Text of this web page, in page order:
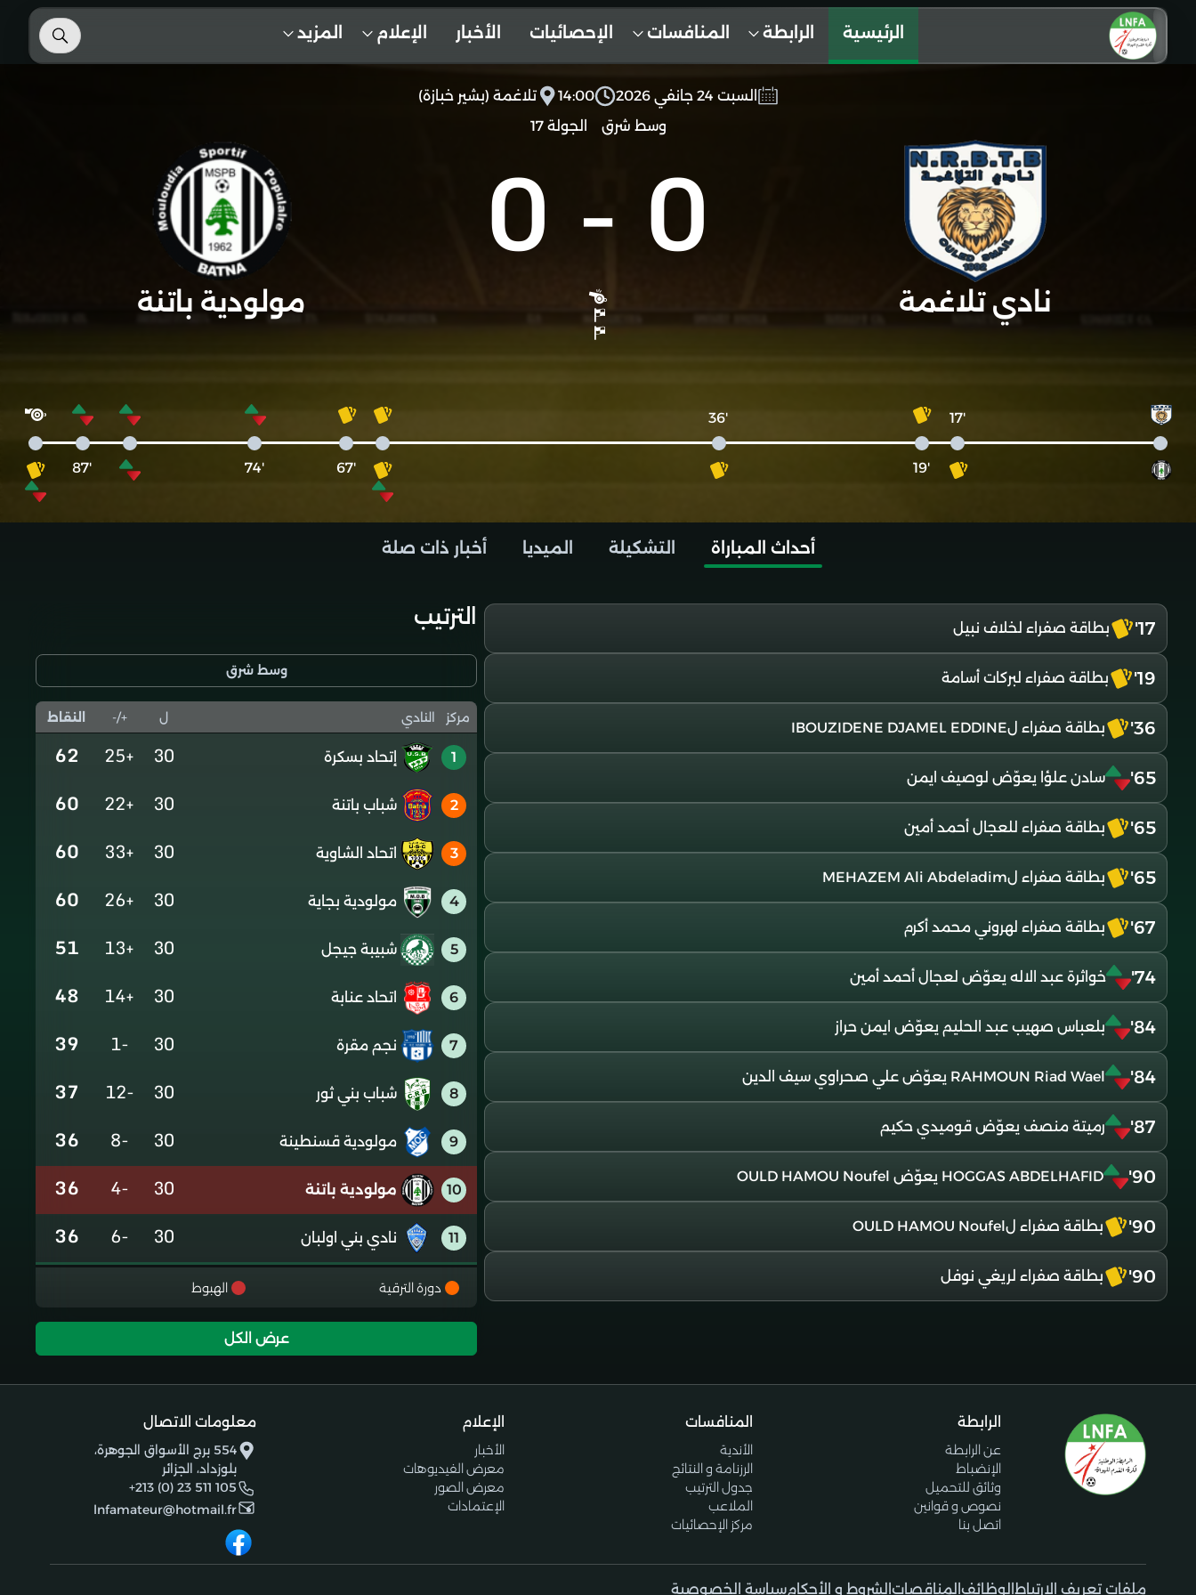
الرئيسية الرابطة المنافسات الإحصائيات الأخبار الإعلام المزيد
السبت 24 جانفي 2026 14:00
تلاغمة (بشير خبازة)
وسط شرق
الجولة 17
نادي تلاغمة
0
-
0
مولودية باتنة
'17
'19
'36
'67
'74
'87
أحداث المباراة التشكيلة الميديا أخبار ذات صلة
17' بطاقة صفراء لخلاف نبيل
19' بطاقة صفراء لبركات أسامة
36' بطاقة صفراء لIBOUZIDENE DJAMEL EDDINE
65' سادن علؤا يعوّض لوصيف ايمن
65' بطاقة صفراء للعجال أحمد أمين
65' بطاقة صفراء لMEHAZEM Ali Abdeladim
67' بطاقة صفراء لهروني محمد أكرم
74' خواثرة عبد الاله يعوّض لعجال أحمد أمين
84' بلعباس صهيب عبد الحليم يعوّض ايمن حراز
84' RAHMOUN Riad Wael يعوّض علي صحراوي سيف الدين
87' رميتة منصف يعوّض قوميدي حكيم
90' HOGGAS ABDELHAFID يعوّض OULD HAMOU Noufel
90' بطاقة صفراء لOULD HAMOU Noufel
90' بطاقة صفراء لريغي نوفل
الترتيب
وسط شرق
مركز النادي ل +/- النقاط
1 إتحاد بسكرة 30
+25
62
2 شباب باتنة 30
+22
60
3 اتحاد الشاوية 30
+33
60
4 مولودية بجاية 30
+26
60
5 شبيبة جيجل 30
+13
51
6 اتحاد عنابة 30
+14
48
7 نجم مقرة 30
-1
39
8 شباب بني ثور 30
-12
37
9 مولودية قسنطينة 30
-8
36
10 مولودية باتنة 30
-4
36
11 نادي بني اولبان 30
-6
36
12 نادي تلاغمة
30
0
35
14 شباب برج منايل 30
+3
35
30
16
30
دورة الترقية الهبوط
عرض الكل
الرابطة
عن الرابطة
الإنضباط
وثائق للتحميل
نصوص و قوانين
اتصل بنا
المنافسات
الأندية
الرزنامة و النتائج
جدول الترتيب
الملاعب
مركز الإحصائيات
الإعلام
الأخبار
معرض الفيديوهات
معرض الصور
الإعتمادات
معلومات الاتصال
554 برج الأسواق الجوهرة،
بلوزداد، الجزائر
+213 (0) 23 511 105
lnfamateur@hotmail.fr
ملفات تعريف الإرتباط الوظائف المناقصات الشروط و الأحكامسياسة الخصوصية